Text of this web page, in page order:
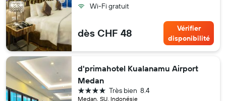
Wi-Fi gratuit
dès CHF 48
Vérifier
disponibilité
d'primahotel Kualanamu Airport
Medan
Medan, SU, Indonésie
8.4
Très bien
4 étoiles